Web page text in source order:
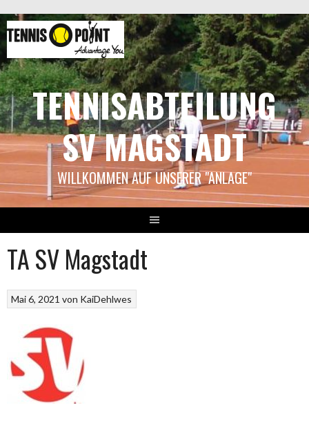
zum
Inhalt
TENNISABTEILUNG
SV MAGSTADT
WILLKOMMEN AUF UNSERER "ANLAGE"
TA SV Magstadt
Mai 6, 2021 von KaiDehlwes